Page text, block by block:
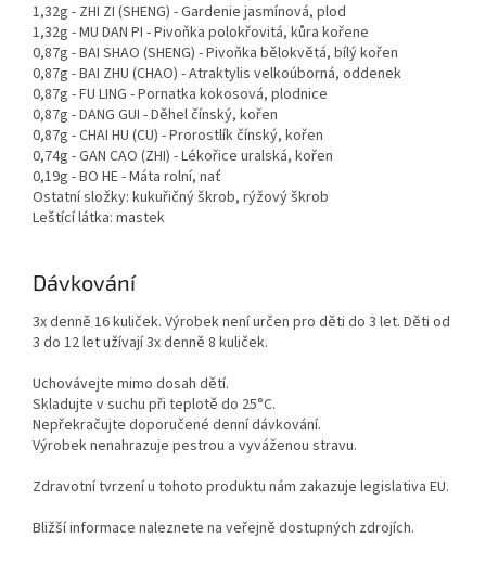
1,32g - ZHI ZI (SHENG) - Gardenie jasmínová, plod
1,32g - MU DAN PI - Pivoňka polokřovitá, kůra kořene
0,87g - BAI SHAO (SHENG) - Pivoňka bělokvětá, bílý kořen
0,87g - BAI ZHU (CHAO) - Atraktylis velkoúborná, oddenek
0,87g - FU LING - Pornatka kokosová, plodnice
0,87g - DANG GUI - Děhel čínský, kořen
0,87g - CHAI HU (CU) - Prorostlík čínský, kořen
0,74g - GAN CAO (ZHI) - Lékořice uralská, kořen
0,19g - BO HE - Máta rolní, nať
Ostatní složky: kukuřičný škrob, rýžový škrob
Leštící látka: mastek
Dávkování
3x denně 16 kuliček. Výrobek není určen pro děti do 3 let. Děti od
3 do 12 let užívají 3x denně 8 kuliček.
Uchovávejte mimo dosah dětí.
Skladujte v suchu při teplotě do 25°C.
Nepřekračujte doporučené denní dávkování.
Výrobek nenahrazuje pestrou a vyváženou stravu.
Zdravotní tvrzení u tohoto produktu nám zakazuje legislativa EU.
Bližší informace naleznete na veřejně dostupných zdrojích.